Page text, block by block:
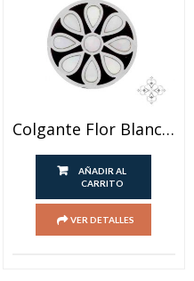
Colgante Flor Blanco Y Negro
AÑADIR AL
CARRITO
VER DETALLES